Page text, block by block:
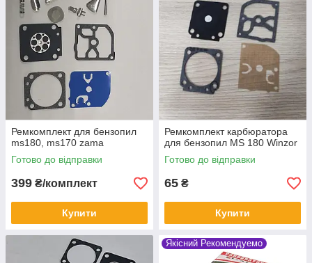
Ремкомплект для бензопил
ms180, ms170 zama
Готово до відправки
399 ₴/комплект
Купити
Ремкомплект карбюратора
для бензопил MS 180 Winzor
Готово до відправки
65 ₴
Купити
Якісний Рекомендуемо